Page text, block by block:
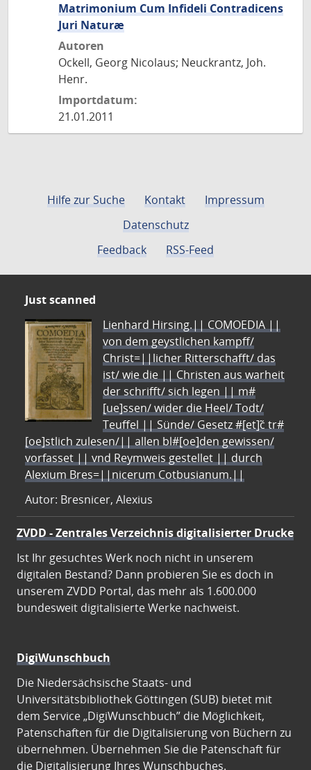
Matrimonium Cum Infideli Contradicens
Juri Naturæ
Autoren
Ockell, Georg Nicolaus; Neuckrantz, Joh.
Henr.
Importdatum:
21.01.2011
Hilfe zur Suche Kontakt
Impressum
Datenschutz
Feedback
RSS-Feed
Just scanned
Lienhard Hirsing.|| COMOEDIA ||
von dem geystlichen kampff/
Christ=||licher Ritterschafft/ das
ist/ wie die || Christen aus warheit
der schrifft/ sich legen || m#
[ue]ssen/ wider die Heel/ Todt/
Teuffel || Sünde/ Gesetz #[et]c̃ tr#
[oe]stlich zulesen/|| allen bl#[oe]den gewissen/
vorfasset || vnd Reymweis gestellet || durch
Alexium Bres=||nicerum Cotbusianum.||
Autor: Bresnicer, Alexius
ZVDD - Zentrales Verzeichnis digitalisierter Drucke
Ist Ihr gesuchtes Werk noch nicht in unserem
digitalen Bestand? Dann probieren Sie es doch in
unserem ZVDD Portal, das mehr als 1.600.000
bundesweit digitalisierte Werke nachweist.
DigiWunschbuch
Die Niedersächsische Staats- und
Universitätsbibliothek Göttingen (SUB) bietet mit
dem Service „DigiWunschbuch” die Möglichkeit,
Patenschaften für die Digitalisierung von Büchern zu
übernehmen. Übernehmen Sie die Patenschaft für
die Digitalisierung Ihres Wunschbuches.